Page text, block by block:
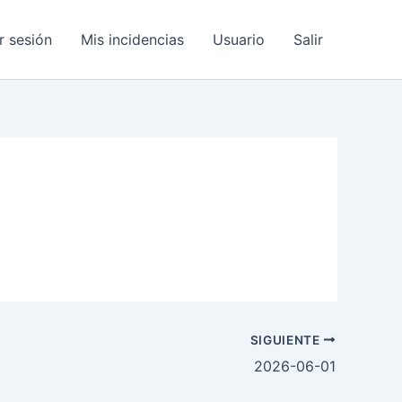
sesión Mis incidencias Usuario Salir
SIGUIENTE
2026-06-01